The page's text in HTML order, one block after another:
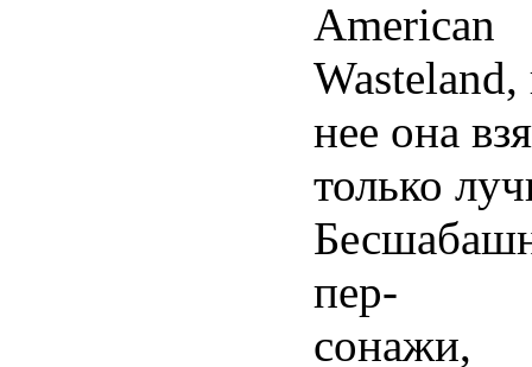
American
Wasteland,
нее она
только
пер-
сонажи,